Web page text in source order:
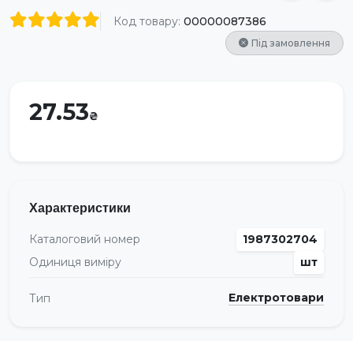
Код товару: 00000087386
Під замовлення
27.53
Характеристики
Каталоговий номер
1987302704
Одиниця виміру
шт
Тип Електротовари